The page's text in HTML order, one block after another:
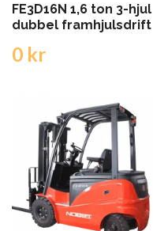
FE3D16N 1,6 ton 3-hjul
dubbel framhjulsdrift
0 kr